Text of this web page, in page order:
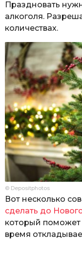
Праздновать
алкоголя.
количествах.
© Depositphotos
Вот несколько
сделать до
который поможет
время